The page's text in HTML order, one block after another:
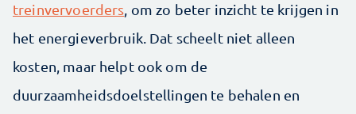
treinvervoerders, om zo beter inzicht te krijgen in
het energieverbruik. Dat scheelt niet alleen
kosten, maar helpt ook om de
duurzaamheidsdoelstellingen te behalen en